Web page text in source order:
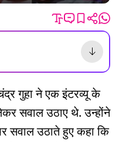
गुहा ने एक इंटरव्यू के
सवाल उठाए थे. उन्होंने
सवाल उठाते हुए कहा कि